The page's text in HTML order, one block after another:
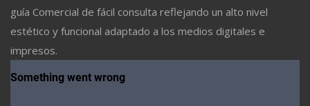
guía Comercial de fácil consulta reflejando un alto nivel
estético y funcional adaptado a los medios digitales e
impresos.